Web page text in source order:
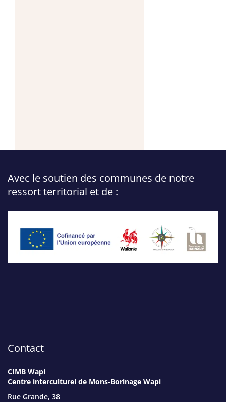
Avec le soutien des communes de notre
ressort territorial et de :
Contact
CIMB Wapi
Centre interculturel de Mons-Borinage Wapi
Rue Grande, 38